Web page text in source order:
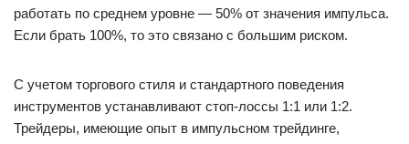
работать по среднем уровне — 50% от значения импульса.
Если брать 100%, то это связано с большим риском.
С учетом торгового стиля и стандартного поведения
инструментов устанавливают стоп-лоссы 1:1 или 1:2.
Трейдеры, имеющие опыт в импульсном трейдинге,